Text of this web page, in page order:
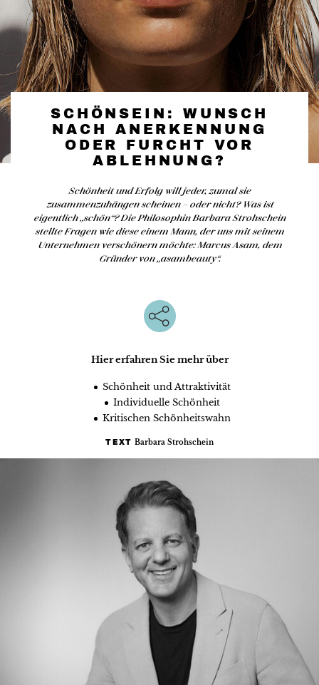
SCHÖNSEIN: WUNSCH
NACH ANERKENNUNG
ODER FURCHT VOR
ABLEHNUNG?
Schönheit und Erfolg will jeder, zumal sie
zusammenzuhängen scheinen – oder nicht? Was ist
eigentlich „schön“? Die Philosophin Barbara Strohschein
stellte Fragen wie diese einem Mann, der uns mit seinem
Unternehmen verschönern möchte: Marcus Asam, dem
Gründer von „asambeauty“.
Hier erfahren Sie mehr über
Schönheit und Attraktivität
Individuelle Schönheit
Kritischen Schönheitswahn
TEXT Barbara Strohschein